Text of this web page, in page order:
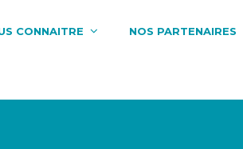
CONNAITRE NOS PARTENAIRES